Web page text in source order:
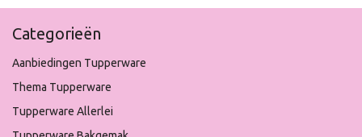
Categorieën
Aanbiedingen Tupperware
Thema Tupperware
Tupperware Allerlei